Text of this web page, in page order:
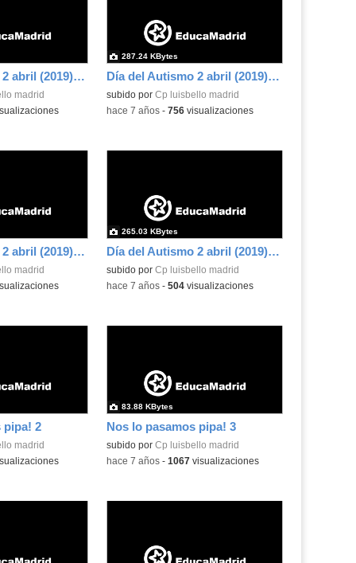
Día del Autismo 2 abril (2019) 18
madrid
Día del Autismo 2 abril (2019) 19
subido por Cp luisbello madrid
287.24 KBytes
-hace 7 años- 756visualizaciones
Día del Autismo 2 abril (2019) 22
madrid
Día del Autismo 2 abril (2019) 23
subido por Cp luisbello madrid
265.03 KBytes
-hace 7 años- 504visualizaciones
pipa! 2
madrid
Nos lo pasamos pipa! 3
subido por Cp luisbello madrid
83.88 KBytes
-hace 7 años- 1067visualizaciones